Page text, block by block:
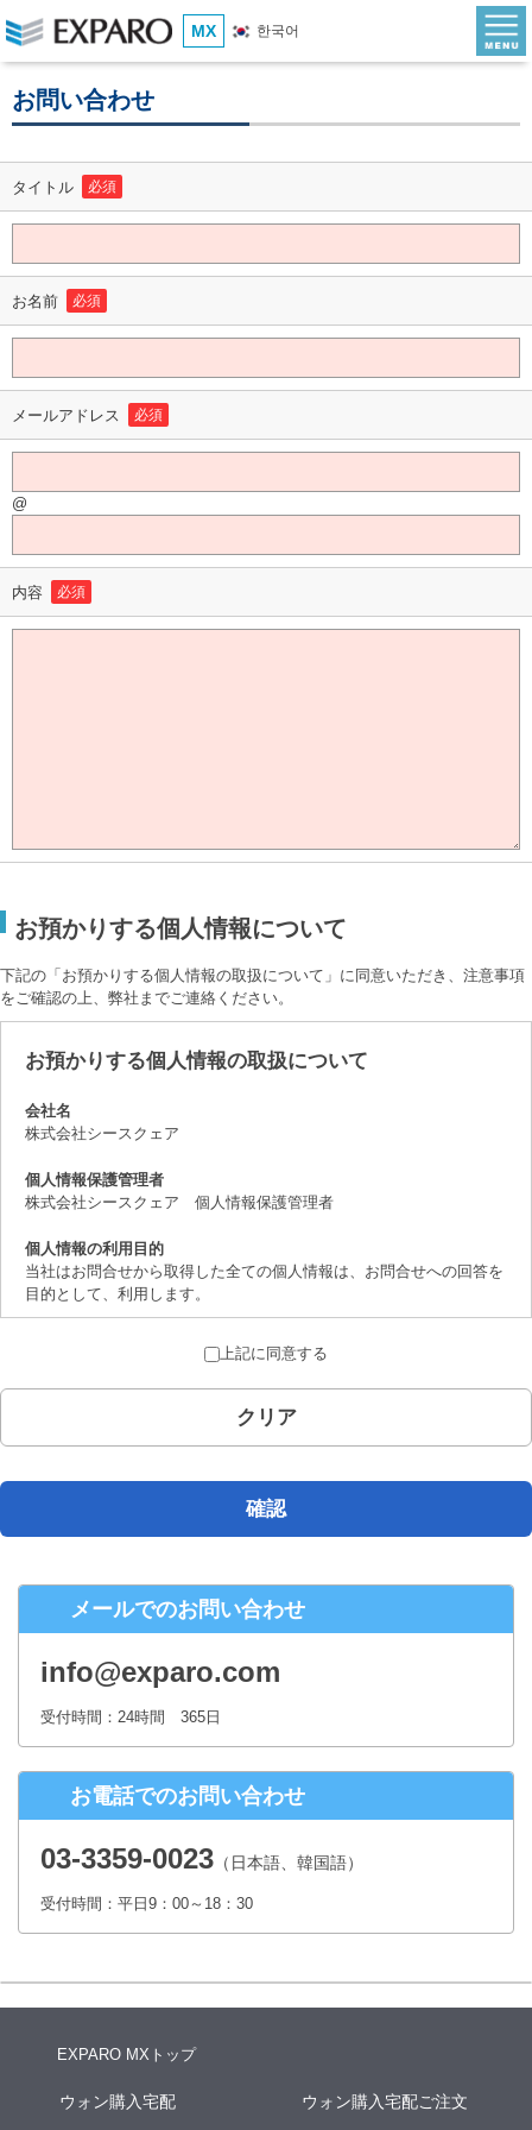
MX 한국어
お問い合わせ
タイトル 必須
お名前 必須
メールアドレス 必須
@
内容 必須
お預かりする個人情報について
下記の「お預かりする個人情報の取扱について」に同意いただき、注意事項
をご確認の上、弊社までご連絡ください。
お預かりする個人情報の取扱について
会社名
株式会社シースクェア
個人情報保護管理者
株式会社シースクェア 個人情報保護管理者
個人情報の利用目的
当社はお問合せから取得した全ての個人情報は、お問合せへの回答を
目的として、利用します。
取得した個人情報は、法律上許されている場合を除き、ご本人の了解
を得ることなく第三者に提供することはありません。
個人情報の取扱いの委託について
開示対象個人情報の開示等および問合せ窓口について
ご本人からの求めにより、当社が保有する開示対象個人情報の、利用
す。
株式会社シースクェア 個人情報お問合せ窓口
〒160-0023 東京都新宿区西新宿６丁目１２−１ パークウェストビ
ル１３階
Eメール：info@c-square.co.jp
（受付時間は、平日9時～17時30分 但し、年末年始、夏季休暇は除き
ます。）
個人情報を入力するにあたっての注意事項
回答ができない場合がございます。
本人が容易に認識できない方法による個人情報の取得
クッキーやWebビーコン等を用いるなどして、本人が容易に認識でき
上記に同意する
クリア
確認
メールでのお問い合わせ
info@exparo.com
受付時間：24時間 365日
お電話でのお問い合わせ
03-3359-0023 （日本語、韓国語）
受付時間：平日9：00～18：30
EXPARO MXトップ
ウォン購入宅配 ウォン購入宅配ご注文